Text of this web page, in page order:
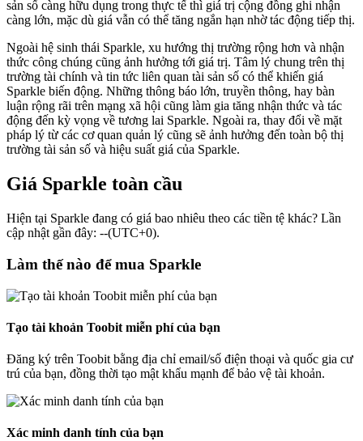
sản số càng hữu dụng trong thực tế thì giá trị cộng đồng ghi nhận
càng lớn, mặc dù giá vẫn có thể tăng ngắn hạn nhờ tác động tiếp thị.
Ngoài hệ sinh thái Sparkle, xu hướng thị trường rộng hơn và nhận
thức công chúng cũng ảnh hưởng tới giá trị. Tâm lý chung trên thị
trường tài chính và tin tức liên quan tài sản số có thể khiến giá
Sparkle biến động. Những thông báo lớn, truyền thông, hay bàn
luận rộng rãi trên mạng xã hội cũng làm gia tăng nhận thức và tác
động đến kỳ vọng về tương lai Sparkle. Ngoài ra, thay đổi về mặt
pháp lý từ các cơ quan quản lý cũng sẽ ảnh hưởng đến toàn bộ thị
trường tài sản số và hiệu suất giá của Sparkle.
Giá Sparkle toàn cầu
Hiện tại Sparkle đang có giá bao nhiêu theo các tiền tệ khác? Lần
cập nhật gần đây: --(UTC+0).
Làm thế nào để mua Sparkle
Tạo tài khoản Toobit miễn phí của bạn
Đăng ký trên Toobit bằng địa chỉ email/số điện thoại và quốc gia cư
trú của bạn, đồng thời tạo mật khẩu mạnh để bảo vệ tài khoản.
Xác minh danh tính của bạn